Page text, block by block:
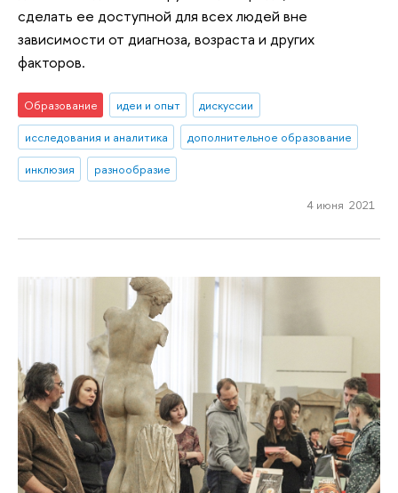
сделать ее доступной для всех людей вне
зависимости от диагноза, возраста и других
факторов.
Образование идеи и опыт
дискуссии
исследования и аналитика
дополнительное образование
инклюзия
разнообразие
4 июня 2021